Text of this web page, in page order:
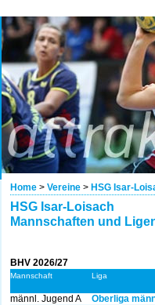
Home > Vereine > HSG Isar-
HSG Isar-Loisach
Mannschaften und
BHV 2026/27
Mannschaft Liga
männl. Jugend A
Oberliga